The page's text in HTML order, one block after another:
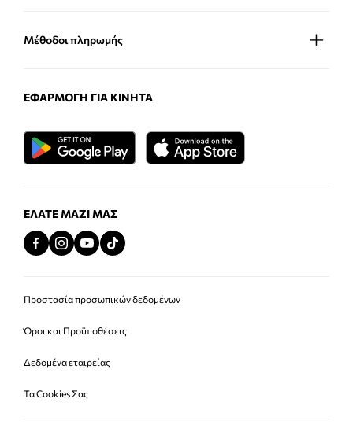
Μέθοδοι πληρωμής
ΕΦΑΡΜΟΓΉ ΓΙΑ ΚΙΝΗΤΆ
ΕΛΆΤΕ ΜΑΖΊ ΜΑΣ
Προστασία προσωπικών δεδομένων
Όροι και Προϋποθέσεις
Δεδομένα εταιρείας
Τα Cookies Σας